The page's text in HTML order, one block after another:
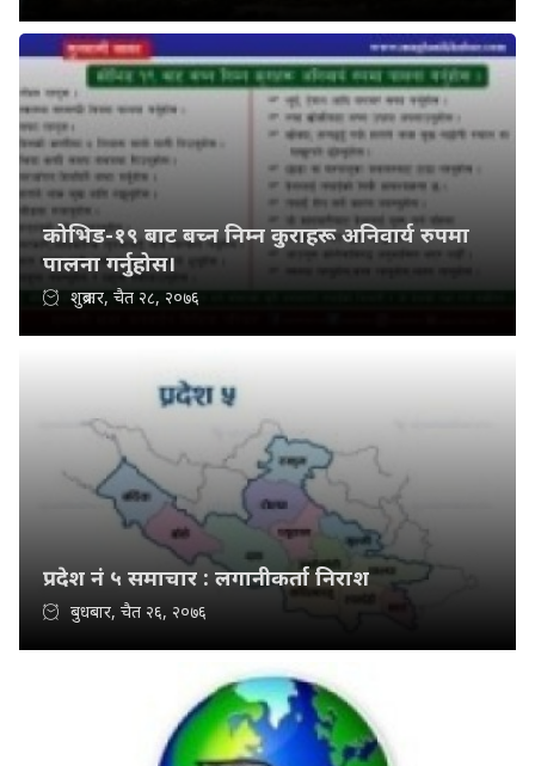
कोभिड-१९ बाट बच्न निम्न कुराहरू अनिवार्य रुपमा
पालना गर्नुहोस।
शुक्रबार, चैत २८, २०७६
प्रदेश नं ५ समाचार : लगानीकर्ता निराश
बुधबार, चैत २६, २०७६